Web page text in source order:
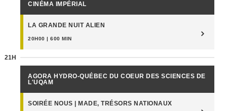
CINÉMA IMPÉRIAL
LA GRANDE NUIT ALIEN
20H00 | 600 MIN
21H
AGORA HYDRO-QUÉBEC DU COEUR DES SCIENCES DE
L'UQAM
SOIRÉE NOUS | MADE, TRÉSORS NATIONAUX